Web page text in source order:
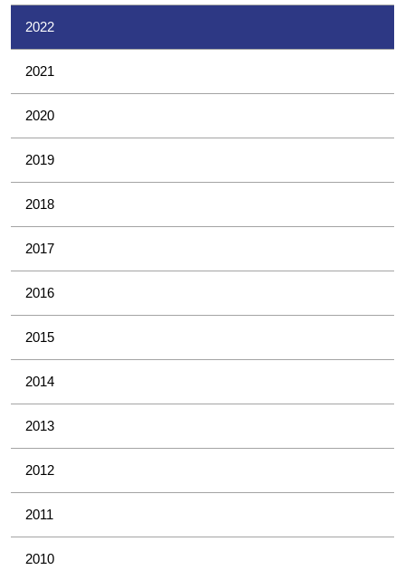
2022
2021
2020
2019
2018
2017
2016
2015
2014
2013
2012
2011
2010